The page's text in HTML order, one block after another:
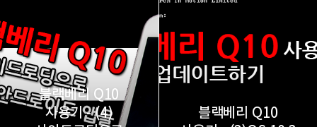
블랙베리 Q10
사용기 - (4)
블랙베리 Q10